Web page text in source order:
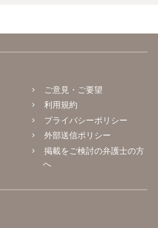
ご意見・ご要望
利用規約
プライバシーポリシー
外部送信ポリシー
掲載をご検討の弁護士の方
へ